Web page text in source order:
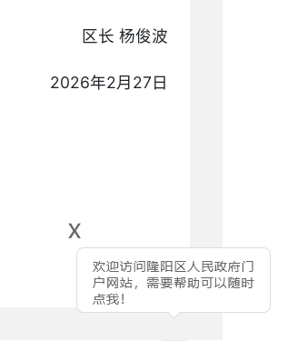
x
区长 杨俊波
2026年2月27日